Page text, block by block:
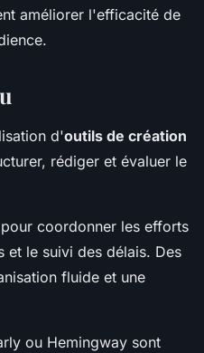
améliorer l'efficacité de
d'outils de création
rédiger et évaluer le
coordonner les efforts
le suivi des délais. Des
fluide et une
ou Hemingway sont